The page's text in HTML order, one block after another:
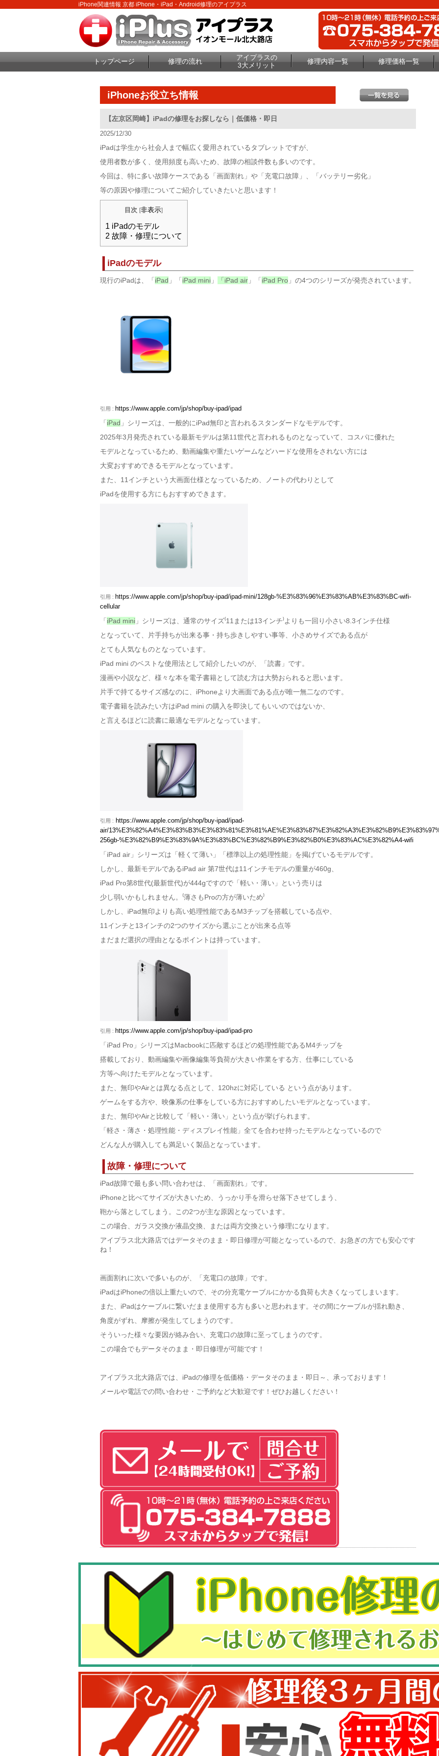
iPhone関連情報 京都 iPhone・iPad・Android修理のアイプラス
トップページ 修理の流れ
アイプラスの
3大メリット
修理内容一覧 修理価格一覧
iPhoneお役立ち情報
【左京区岡崎】iPadの修理をお探しなら｜低価格・即日
2025/12/30
iPadは学生から社会人まで幅広く愛用されているタブレットですが、
使用者数が多く、使用頻度も高いため、故障の相談件数も多いのです。
今回は、特に多い故障ケースである「画面割れ」や「充電口故障」、「バッテリー劣化」
等の原因や修理についてご紹介していきたいと思います！
目次 [非表示]
1 iPadのモデル
2 故障・修理について
iPadのモデル
現行のiPadは、「 iPad 」「 iPad mini」 「iPad air」「 iPad Pro」の4つのシリーズが発売されています。
引用 : https://www.apple.com/jp/shop/buy-ipad/ipad
「 iPad 」シリーズは、一般的にiPad無印と言われるスタンダードなモデルです。
2025年3月発売されている最新モデルは第11世代と言われるものとなっていて、コスパに優れた
モデルとなっているため、動画編集や重たいゲームなどハードな使用をされない方には
大変おすすめできるモデルとなっています。
また、11インチという大画面仕様となっているため、ノートの代わりとして
iPadを使用する方にもおすすめできます。
引用 : https://www.apple.com/jp/shop/buy-ipad/ipad-mini/128gb-%E3%83%96%E3%83%AB%E3%83%BC-wifi-
cellular
「 iPad mini」シリーズは、通常のサイズ⁽11または13インチ⁾よりも一回り小さい8.3インチ仕様
となっていて、片手持ちが出来る事・持ち歩きしやすい事等、小さめサイズである点が
とても人気なものとなっています。
iPad mini のベストな使用法として紹介したいのが、「読書」です。
漫画や小説など、様々な本を電子書籍として読む方は大勢おられると思います。
片手で持てるサイズ感なのに、iPhoneより大画面である点が唯一無二なのです。
電子書籍を読みたい方はiPad mini の購入を即決してもいいのではないか、
と言えるほどに読書に最適なモデルとなっています。
引用 : https://www.apple.com/jp/shop/buy-ipad/ipad-
air/
256gb-%E3%82%B9%E3%83%9A%E3%83%BC%E3%82%B9%E3%82%B0%E3%83%AC%E3%82%A4-wifi
「iPad air」シリーズは「軽くて薄い」「標準以上の処理性能」を掲げているモデルです。
しかし、最新モデルであるiPad air 第7世代は11インチモデルの重量が460g、
iPad Pro第8世代(最新世代)が444gですので「軽い・薄い」という売りは
少し弱いかもしれません。⁽薄さもProの方が薄いため⁾
しかし、iPad無印よりも高い処理性能であるM3チップを搭載している点や、
11インチと13インチの2つのサイズから選ぶことが出来る点等
まだまだ選択の理由となるポイントは持っています。
引用 : https://www.apple.com/jp/shop/buy-ipad/ipad-pro
「iPad Pro」シリーズはMacbookに匹敵するほどの処理性能であるM4チップを
搭載しており、動画編集や画像編集等負荷が大きい作業をする方、仕事にしている
方等へ向けたモデルとなっています。
また、無印やAirとは異なる点として、120hzに対応している という点があります。
ゲームをする方や、映像系の仕事をしている方におすすめしたいモデルとなっています。
また、無印やAirと比較して「軽い・薄い」という点が挙げられます。
「軽さ・薄さ・処理性能・ディスプレイ性能」全てを合わせ持ったモデルとなっているので
どんな人が購入しても満足いく製品となっています。
故障・修理について
iPad故障で最も多い問い合わせは、「画面割れ」です。
iPhoneと比べてサイズが大きいため、うっかり手を滑らせ落下させてしまう、
鞄から落としてしまう。この2つが主な原因となっています。
この場合、ガラス交換か液晶交換、または両方交換という修理になります。
アイプラス北大路店ではデータそのまま・即日修理が可能となっているので、お急ぎの方でも安心です
ね！
画面割れに次いで多いものが、「充電口の故障」です。
iPadはiPhoneの倍以上重たいので、その分充電ケーブルにかかる負荷も大きくなってしまいます。
また、iPadはケーブルに繋いだまま使用する方も多いと思われます。その間にケーブルが揺れ動き、
角度がずれ、摩擦が発生してしまうのです。
そういった様々な要因が絡み合い、充電口の故障に至ってしまうのです。
この場合でもデータそのまま・即日修理が可能です！
アイプラス北大路店では、iPadの修理を低価格・データそのまま・即日～、承っております！
メールや電話での問い合わせ・ご予約など大歓迎です！ぜひお越しください！